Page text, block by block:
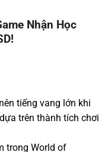
Nhận Học
tiếng vang lớn khi
trên thành tích chơi
trong World of